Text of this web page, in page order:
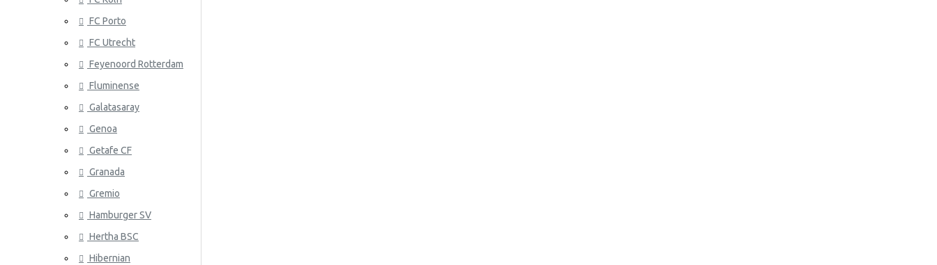
Serbia
Corea Del Sur
España
Suecia
Eslovenia
Ucrania
FC Porto
FC Utrecht
Feyenoord Rotterdam
Fluminense
Galatasaray
Genoa
Getafe CF
Granada
Gremio
Hamburger SV
Hertha BSC
Hibernian